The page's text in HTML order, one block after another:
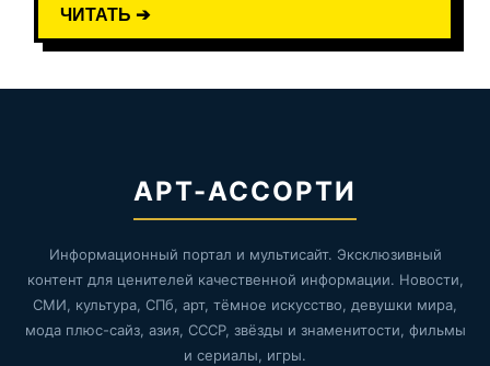
ЧИТАТЬ ➔
АРТ-АССОРТИ
Информационный портал и мультисайт. Эксклюзивный
контент для ценителей качественной информации. Новости,
СМИ, культура, СПб, арт, тёмное искусство, девушки мира,
мода плюс-сайз, азия, СССР, звёзды и знаменитости, фильмы
и сериалы, игры.